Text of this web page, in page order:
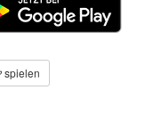
spielen